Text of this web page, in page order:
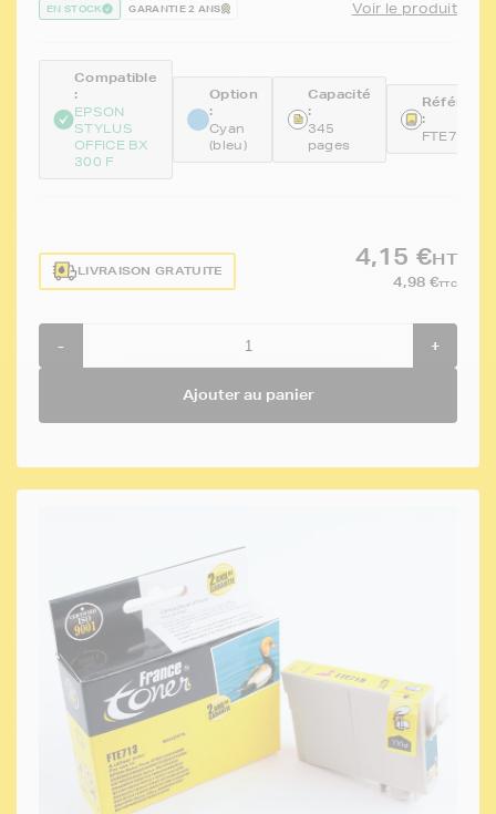
EN STOCK GARANTIE 2 ANS Voir le produit
Compatible
:
EPSON
STYLUS
OFFICE BX
300 F
Option
:
Cyan
(bleu)
Capacité
:
345
pages
:
FTE712
LIVRAISON GRATUITE
4,15 €HT
4,98 €TTC
- +
Ajouter au panier